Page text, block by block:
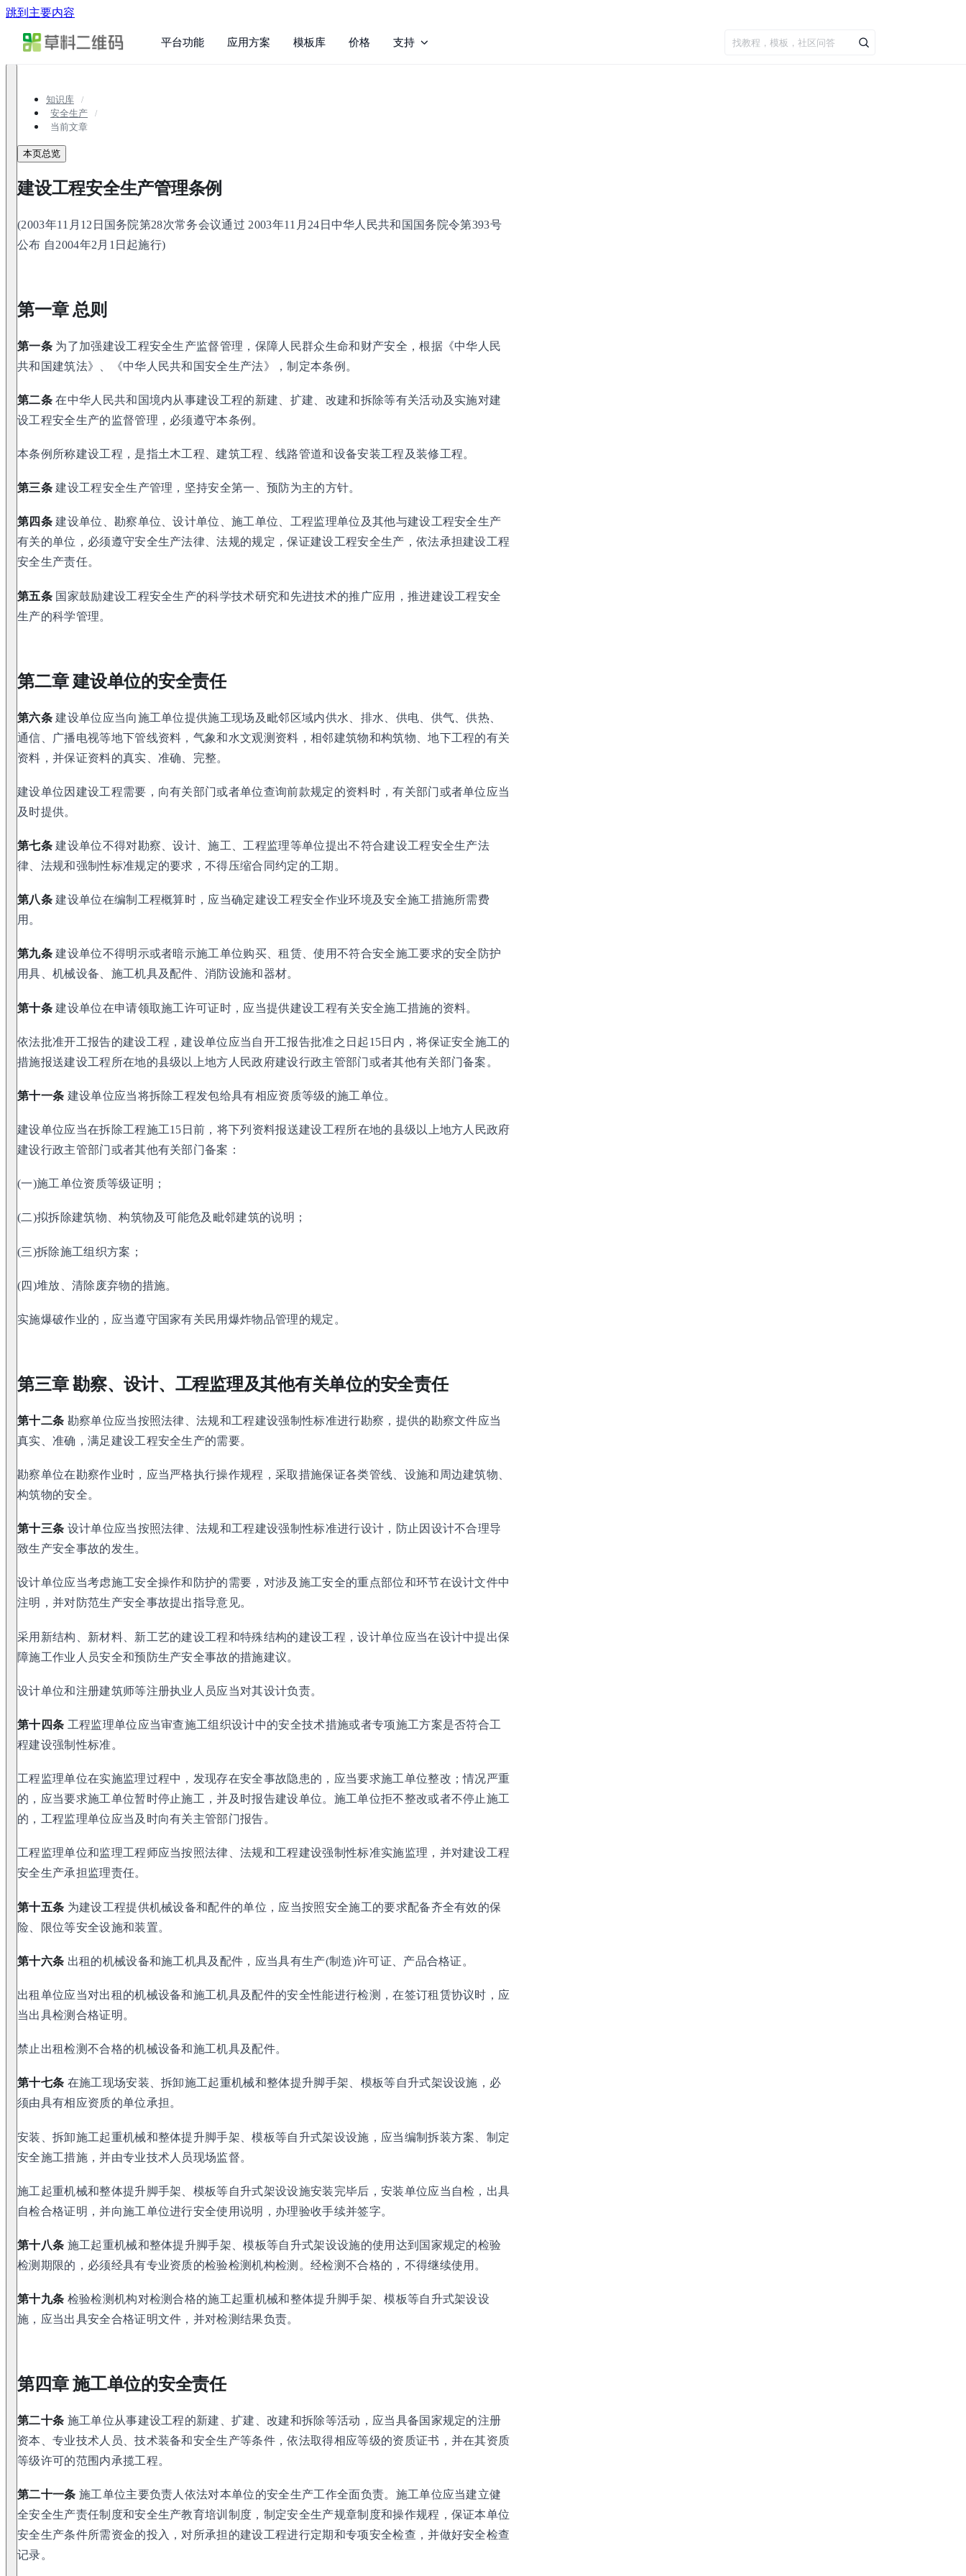
跳到主要内容
平台功能 应用方案 模板库 价格 支持
知识库
安全生产
当前文章
本页总览
建设工程安全生产管理条例
(2003年11月12日国务院第28次常务会议通过 2003年11月24日中华人民共和国国务院令第393号
公布 自2004年2月1日起施行)
第一章 总则
第一条为了加强建设工程安全生产监督管理，保障人民群众生命和财产安全，根据《中华人民
共和国建筑法》、《中华人民共和国安全生产法》，制定本条例。
第二条在中华人民共和国境内从事建设工程的新建、扩建、改建和拆除等有关活动及实施对建
设工程安全生产的监督管理，必须遵守本条例。
本条例所称建设工程，是指土木工程、建筑工程、线路管道和设备安装工程及装修工程。
第三条建设工程安全生产管理，坚持安全第一、预防为主的方针。
第四条建设单位、勘察单位、设计单位、施工单位、工程监理单位及其他与建设工程安全生产
有关的单位，必须遵守安全生产法律、法规的规定，保证建设工程安全生产，依法承担建设工程
安全生产责任。
第五条国家鼓励建设工程安全生产的科学技术研究和先进技术的推广应用，推进建设工程安全
生产的科学管理。
第二章 建设单位的安全责任
第六条建设单位应当向施工单位提供施工现场及毗邻区域内供水、排水、供电、供气、供热、
通信、广播电视等地下管线资料，气象和水文观测资料，相邻建筑物和构筑物、地下工程的有关
资料，并保证资料的真实、准确、完整。
建设单位因建设工程需要，向有关部门或者单位查询前款规定的资料时，有关部门或者单位应当
及时提供。
第七条建设单位不得对勘察、设计、施工、工程监理等单位提出不符合建设工程安全生产法
律、法规和强制性标准规定的要求，不得压缩合同约定的工期。
第八条建设单位在编制工程概算时，应当确定建设工程安全作业环境及安全施工措施所需费
用。
第九条建设单位不得明示或者暗示施工单位购买、租赁、使用不符合安全施工要求的安全防护
用具、机械设备、施工机具及配件、消防设施和器材。
第十条建设单位在申请领取施工许可证时，应当提供建设工程有关安全施工措施的资料。
依法批准开工报告的建设工程，建设单位应当自开工报告批准之日起15日内，将保证安全施工的
措施报送建设工程所在地的县级以上地方人民政府建设行政主管部门或者其他有关部门备案。
第十一条 建设单位应当将拆除工程发包给具有相应资质等级的施工单位。
建设单位应当在拆除工程施工15日前，将下列资料报送建设工程所在地的县级以上地方人民政府
建设行政主管部门或者其他有关部门备案：
(一)施工单位资质等级证明；
(二)拟拆除建筑物、构筑物及可能危及毗邻建筑的说明；
(三)拆除施工组织方案；
(四)堆放、清除废弃物的措施。
实施爆破作业的，应当遵守国家有关民用爆炸物品管理的规定。
第三章 勘察、设计、工程监理及其他有关单位的安全责任
第十二条 勘察单位应当按照法律、法规和工程建设强制性标准进行勘察，提供的勘察文件应当
真实、准确，满足建设工程安全生产的需要。
勘察单位在勘察作业时，应当严格执行操作规程，采取措施保证各类管线、设施和周边建筑物、
构筑物的安全。
第十三条 设计单位应当按照法律、法规和工程建设强制性标准进行设计，防止因设计不合理导
致生产安全事故的发生。
设计单位应当考虑施工安全操作和防护的需要，对涉及施工安全的重点部位和环节在设计文件中
注明，并对防范生产安全事故提出指导意见。
采用新结构、新材料、新工艺的建设工程和特殊结构的建设工程，设计单位应当在设计中提出保
障施工作业人员安全和预防生产安全事故的措施建议。
设计单位和注册建筑师等注册执业人员应当对其设计负责。
第十四条 工程监理单位应当审查施工组织设计中的安全技术措施或者专项施工方案是否符合工
程建设强制性标准。
工程监理单位在实施监理过程中，发现存在安全事故隐患的，应当要求施工单位整改；情况严重
的，应当要求施工单位暂时停止施工，并及时报告建设单位。施工单位拒不整改或者不停止施工
的，工程监理单位应当及时向有关主管部门报告。
工程监理单位和监理工程师应当按照法律、法规和工程建设强制性标准实施监理，并对建设工程
安全生产承担监理责任。
第十五条 为建设工程提供机械设备和配件的单位，应当按照安全施工的要求配备齐全有效的保
险、限位等安全设施和装置。
第十六条 出租的机械设备和施工机具及配件，应当具有生产(制造)许可证、产品合格证。
出租单位应当对出租的机械设备和施工机具及配件的安全性能进行检测，在签订租赁协议时，应
当出具检测合格证明。
禁止出租检测不合格的机械设备和施工机具及配件。
第十七条 在施工现场安装、拆卸施工起重机械和整体提升脚手架、模板等自升式架设设施，必
须由具有相应资质的单位承担。
安装、拆卸施工起重机械和整体提升脚手架、模板等自升式架设设施，应当编制拆装方案、制定
安全施工措施，并由专业技术人员现场监督。
施工起重机械和整体提升脚手架、模板等自升式架设设施安装完毕后，安装单位应当自检，出具
自检合格证明，并向施工单位进行安全使用说明，办理验收手续并签字。
第十八条 施工起重机械和整体提升脚手架、模板等自升式架设设施的使用达到国家规定的检验
检测期限的，必须经具有专业资质的检验检测机构检测。经检测不合格的，不得继续使用。
第十九条 检验检测机构对检测合格的施工起重机械和整体提升脚手架、模板等自升式架设设
施，应当出具安全合格证明文件，并对检测结果负责。
第四章 施工单位的安全责任
第二十条 施工单位从事建设工程的新建、扩建、改建和拆除等活动，应当具备国家规定的注册
资本、专业技术人员、技术装备和安全生产等条件，依法取得相应等级的资质证书，并在其资质
等级许可的范围内承揽工程。
第二十一条 施工单位主要负责人依法对本单位的安全生产工作全面负责。施工单位应当建立健
全安全生产责任制度和安全生产教育培训制度，制定安全生产规章制度和操作规程，保证本单位
安全生产条件所需资金的投入，对所承担的建设工程进行定期和专项安全检查，并做好安全检查
记录。